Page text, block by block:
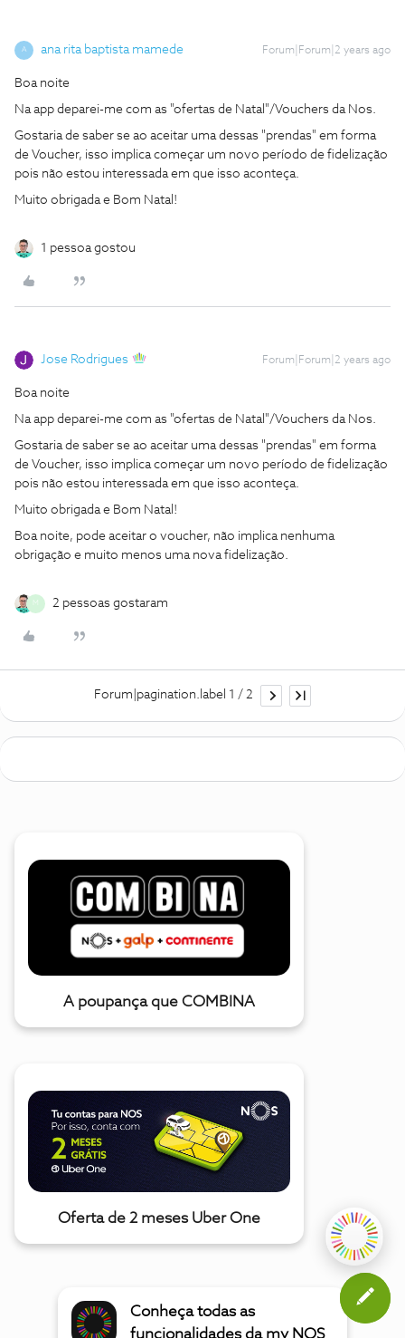
A ana rita baptista mamede Forum|Forum|2 years ago
Boa noite
Na app deparei-me com as "ofertas de Natal"/Vouchers da Nos.
Gostaria de saber se ao aceitar uma dessas "prendas" em forma
de Voucher, isso implica começar um novo período de fidelização
pois não estou interessada em que isso aconteça.
Muito obrigada e Bom Natal!
1 pessoa gostou
Jose Rodrigues Forum|Forum|2 years ago
Boa noite
Na app deparei-me com as "ofertas de Natal"/Vouchers da Nos.
Gostaria de saber se ao aceitar uma dessas "prendas" em forma
de Voucher, isso implica começar um novo período de fidelização
pois não estou interessada em que isso aconteça.
Muito obrigada e Bom Natal!
Boa noite, pode aceitar o voucher, não implica nenhuma
obrigação e muito menos uma nova fidelização.
M 2 pessoas gostaram
Forum|pagination.label 1 / 2
A poupança que COMBINA
Oferta de 2 meses Uber One
Conheça todas as